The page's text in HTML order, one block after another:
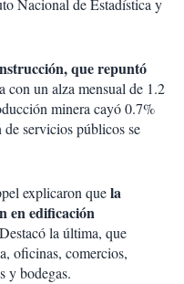
Nacional de Estadística y
que repuntó
con un alza mensual de 1.2
minera cayó 0.7%
servicios públicos se
explicaron quela
en edificación
la última, que
oficinas, comercios,
y bodegas.